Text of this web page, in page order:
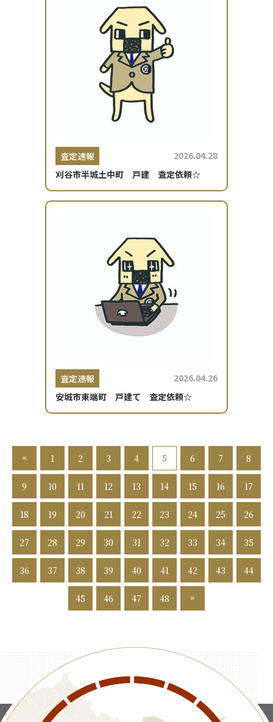
査定速報
2026.04.28
刈谷市半城土中町 戸建 査定依頼☆
査定速報
2026.04.26
安城市東端町 戸建て 査定依頼☆
« 1 2 3 4 5 6 7 8
9 10 11 12 13 14 15 16 17
18 19 20 21 22 23 24 25 26
27 28 29 30 31 32 33 34 35
36 37 38 39 40 41 42 43 44
45 46 47 48 »